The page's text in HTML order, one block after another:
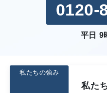
0120-
平日 9
私た
私たちの強み